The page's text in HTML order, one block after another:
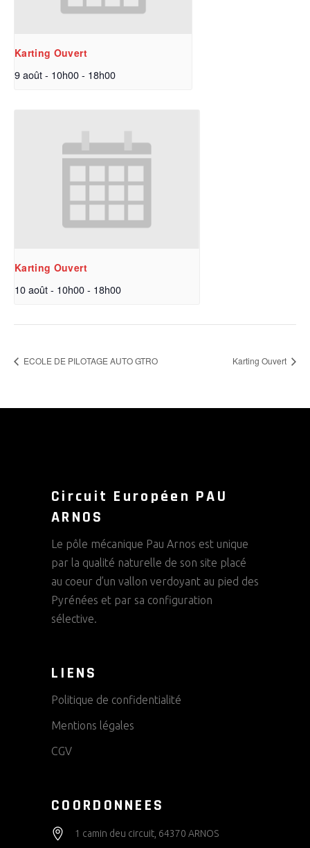
Karting Ouvert
9 août - 10h00- 18h00
Karting Ouvert
10 août - 10h00- 18h00
ECOLE DE PILOTAGE AUTO GTRO Karting Ouvert
Circuit Européen PAU
ARNOS
Le pôle mécanique Pau Arnos est unique
par la qualité naturelle de son site placé
au coeur d’un vallon verdoyant au pied des
Pyrénées et par sa configuration
sélective.
LIENS
Politique de confidentialité
Mentions légales
CGV
COORDONNEES
1 camin deu circuit, 64370 ARNOS